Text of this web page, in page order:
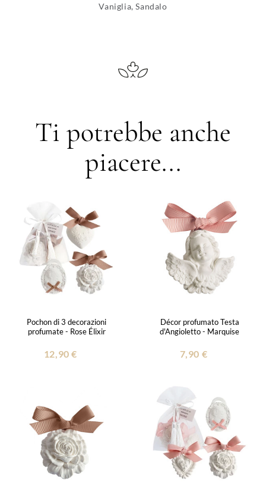
Vaniglia, Sandalo
Ti potrebbe anche
piacere...
Pochon di 3 decorazioni
profumate - Rose Élixir
12,90 €
Décor profumato Testa
d'Angioletto - Marquise
7,90 €